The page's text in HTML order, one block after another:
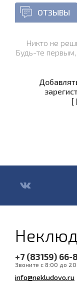
ОТЗЫВЫ
Никто не
Будь-те
[
+7 (83159) 66-
Звоните с 8:00 до
info@nekludovo.ru